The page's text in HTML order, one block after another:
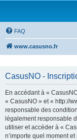
FAQ
www.casusno.fr
CasusNO -
En accédant à «
« CasusNO » et « http://
responsable des
légalement responsable
utiliser et accéder à «
n’importe quel moment